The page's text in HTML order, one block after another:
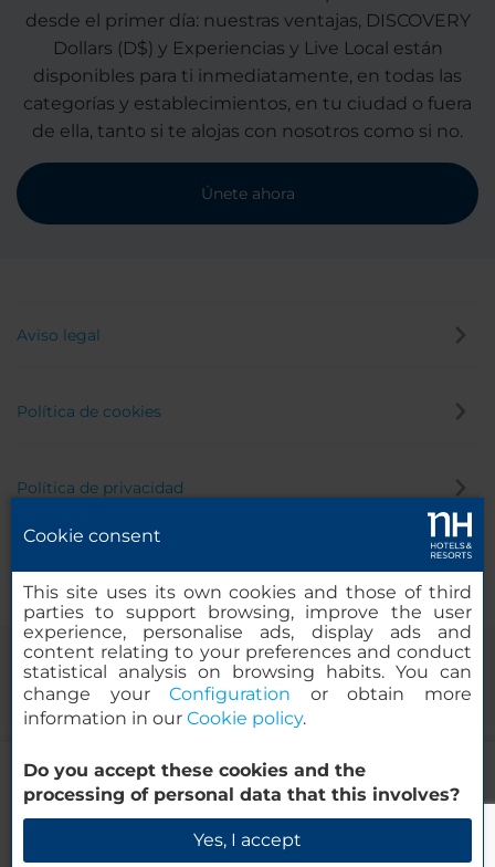
DESDE 100.00
Impuestos y tasas incluidas
Reserva ahora
desde el primer día: nuestras ventajas, DISCOVERY
Dollars (D$) y Experiencias y Live Local están
disponibles para ti inmediatamente, en todas las
categorías y establecimientos, en tu ciudad o fuera
de ella, tanto si te alojas con nosotros como si no.
Únete ahora
Aviso legal
Política de cookies
Política de privacidad
© 2000-2026 MINOR HOTELS EUROPE & AMERICAS Santa Engracia,
120. 28003 Madrid, España
Cookie consent
This site uses its own cookies and those of third
parties to support browsing, improve the user
experience, personalise ads, display ads and
content relating to your preferences and conduct
statistical analysis on browsing habits. You can
change yourConfiguration or obtain more
information in our Cookie policy.
Do you accept these cookies and the
processing of personal data that this involves?
Yes, I accept